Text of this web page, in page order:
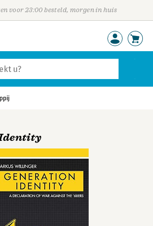
voor 23:00 besteld, morgen in huis